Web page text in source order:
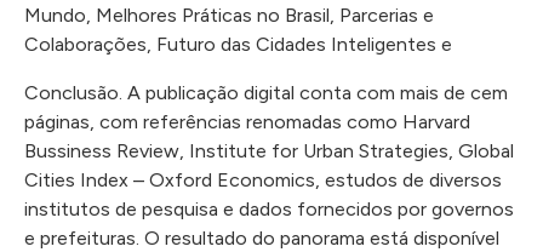
Mundo, Melhores Práticas no Brasil, Parcerias e
Colaborações, Futuro das Cidades Inteligentes e
Conclusão. A publicação digital conta com mais de cem
páginas, com referências renomadas como Harvard
Bussiness Review, Institute for Urban Strategies, Global
Cities Index – Oxford Economics, estudos de diversos
institutos de pesquisa e dados fornecidos por governos
e prefeituras. O resultado do panorama está disponível